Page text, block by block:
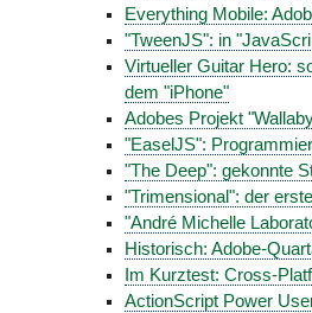
Everything Mobile:
"TweenJS": in
Virtueller Guitar Hero:
dem "iPhone"
Adobes Projekt
"EaselJS":
"The Deep": gekonnte
"Trimensional": der
"André Michelle
Historisch: Adobe-
Im Kurztest: Cross-
ActionScript Power